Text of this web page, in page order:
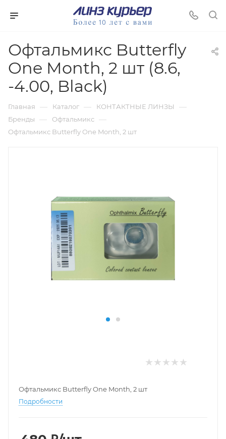
Офтальмикс Butterfly
One Month, 2 шт (8.6,
-4.00, Black)
Главная — Каталог — КОНТАКТНЫЕ ЛИНЗЫ —
Бренды — Офтальмикс —
Офтальмикс Butterfly One Month, 2 шт
Офтальмикс Butterfly One Month, 2 шт
Подробности